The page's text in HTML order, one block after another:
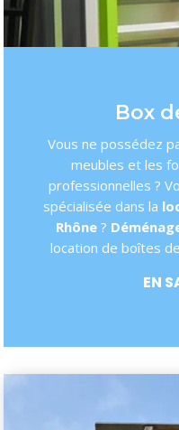
Box
Vous ne possédez
meubles et les
professionnelles ?
spécialisée dans la
Rhône ?
location de boîtes
EN